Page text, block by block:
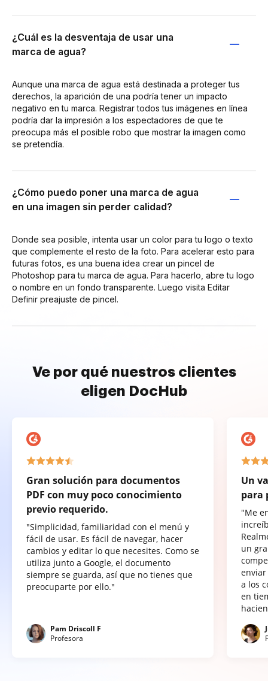
¿Cuál es la desventaja de usar una
marca de agua?
Aunque una marca de agua está destinada a proteger tus
derechos, la aparición de una podría tener un impacto
negativo en tu marca. Registrar todos tus imágenes en línea
podría dar la impresión a los espectadores de que te
preocupa más el posible robo que mostrar la imagen como
se pretendía.
¿Cómo puedo poner una marca de agua
en una imagen sin perder calidad?
Donde sea posible, intenta usar un color para tu logo o texto
que complemente el resto de la foto. Para acelerar esto para
futuras fotos, es una buena idea crear un pincel de
Photoshop para tu marca de agua. Para hacerlo, abre tu logo
o nombre en un fondo transparente. Luego visita Editar
Definir preajuste de pincel.
Ve por qué nuestros clientes
eligen DocHub
Gran solución para documentos
PDF con muy poco conocimiento
previo requerido.
"Simplicidad, familiaridad con el menú y
fácil de usar. Es fácil de navegar, hacer
cambios y editar lo que necesites. Como se
utiliza junto a Google, el documento
siempre se guarda, así que no tienes que
preocuparte por ello."
Pam Driscoll F
Profesora
Un
para
"Me
un
a los
en